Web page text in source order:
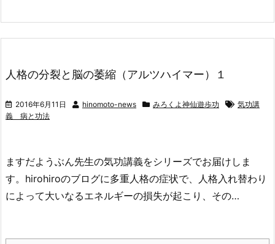
人格の分裂と脳の萎縮（アルツハイマー）１
2016年6月11日 hinomoto-news みろくよ神仙遊歩功
気功講
義 病と功法
ますだようぶん先生の気功講義をシリーズでお届けしま
す。hirohiroのブログに多重人格の症状で、人格入れ替わり
によって大いなるエネルギーの損失が起こり、その…